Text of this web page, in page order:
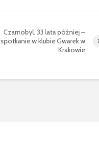
Czarnobyl. 33 lata później –
spotkanie w klubie Gwarek w
Krakowie